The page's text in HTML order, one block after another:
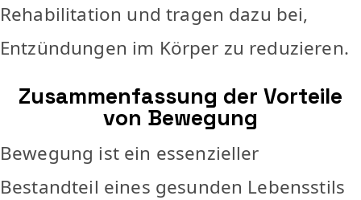
Rehabilitation und tragen dazu bei,
Entzündungen im Körper zu reduzieren.
Zusammenfassung der Vorteile
von Bewegung
Bewegung ist ein essenzieller
Bestandteil eines gesunden Lebensstils